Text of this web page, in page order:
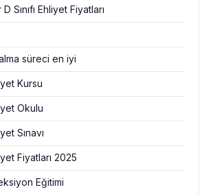
Sınıfı Ehliyet Fiyatları
süreci en iyi
Kursu
Okulu
Sınavı
Fiyatları 2025
Eğitimi